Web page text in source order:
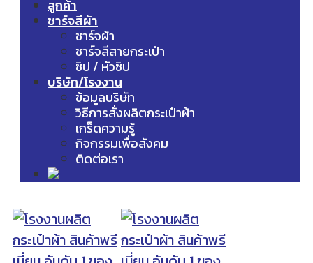
ลูกค้า
ชาร์จสีผ้า
ชาร์จผ้า
ชาร์จสีสายกระเป๋า
ซิป / หัวซิป
บริษัท/โรงงาน
ข้อมูลบริษัท
วิธีการสั่งผลิตกระเป๋าผ้า
เกร็ดความรู้
กิจกรรมเพื่อสังคม
ติดต่อเรา